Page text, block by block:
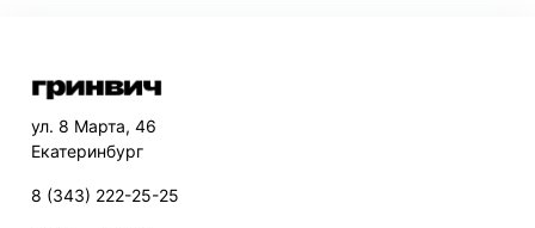
ул. 8 Марта, 46
Екатеринбург
8 (343) 222-25-25